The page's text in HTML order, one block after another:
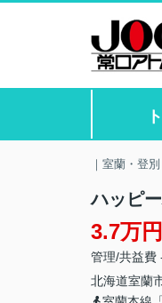
｜室蘭・登
ハッピ
3.7万円
管理/共益費
北海道室蘭